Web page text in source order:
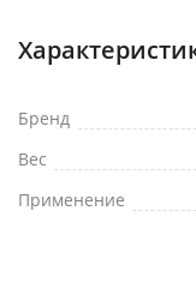
Бренд
Вес
Применение